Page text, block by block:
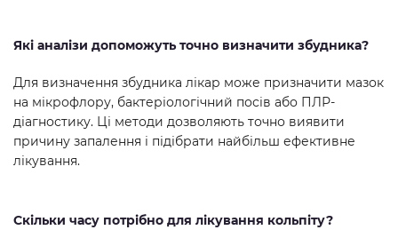
Які аналізи допоможуть точно визначити збудника?
Для визначення збудника лікар може призначити мазок
на мікрофлору, бактеріологічний посів або ПЛР-
діагностику. Ці методи дозволяють точно виявити
причину запалення і підібрати найбільш ефективне
лікування.
Скільки часу потрібно для лікування кольпіту?